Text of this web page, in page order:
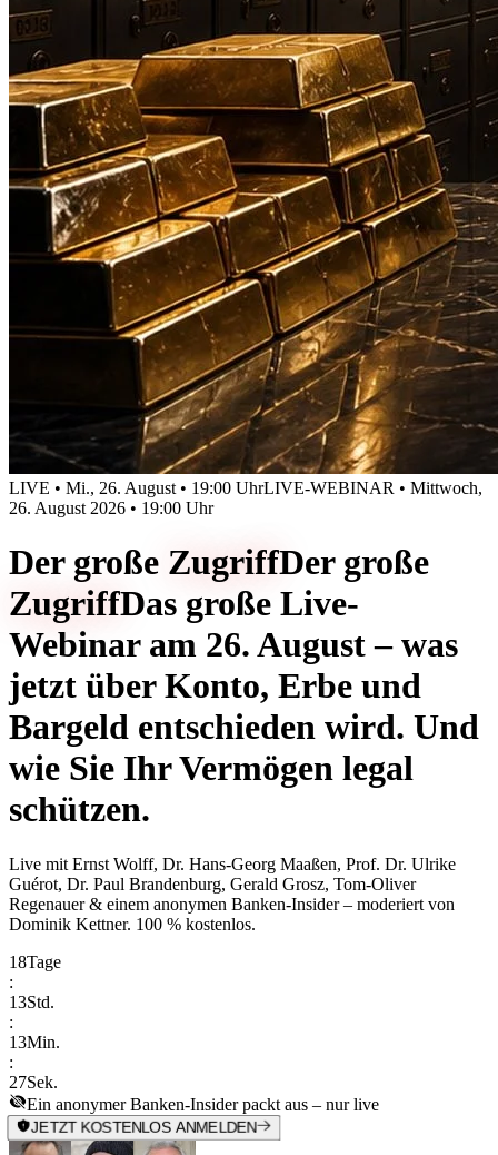
LIVE • Mi., 26. August • 19:00 UhrLIVE-WEBINAR • Mittwoch,
26. August 2026 • 19:00 Uhr
Der große ZugriffDer große
ZugriffDas große Live-
Webinar am 26. August – was
jetzt über Konto, Erbe und
Bargeld entschieden wird. Und
wie Sie Ihr Vermögen legal
schützen.
Live mit Ernst Wolff, Dr. Hans-Georg Maaßen, Prof. Dr. Ulrike
Guérot, Dr. Paul Brandenburg, Gerald Grosz, Tom-Oliver
Regenauer & einem anonymen Banken-Insider– moderiert von
Dominik Kettner. 100 % kostenlos.
18Tage
:
13Std.
:
13Min.
:
27Sek.
Ein anonymer Banken-Insider packt aus – nur live
JETZT KOSTENLOS ANMELDEN